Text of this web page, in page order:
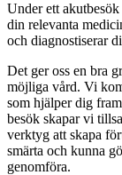
Under ett
din relevanta
och diagnostiserar
Det ger oss en bra
möjliga vård. Vi
som hjälper dig
besök skapar vi
verktyg att skapa
smärta och kunna
genomföra.